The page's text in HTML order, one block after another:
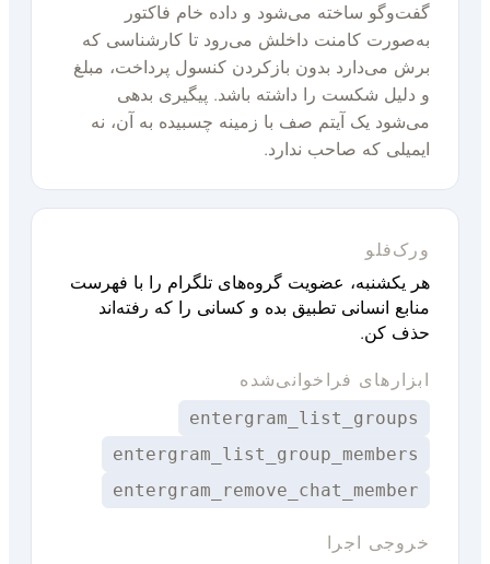
گفت‌وگو ساخته می‌شود و داده خام فاکتور
به‌صورت کامنت داخلش می‌رود تا کارشناسی که
برش می‌دارد بدون بازکردن کنسول پرداخت، مبلغ
و دلیل شکست را داشته باشد. پیگیری بدهی
می‌شود یک آیتم صف با زمینه چسبیده به آن، نه
ایمیلی که صاحب ندارد.
ورک‌فلو
هر یکشنبه، عضویت گروه‌های تلگرام را با فهرست
منابع انسانی تطبیق بده و کسانی را که رفته‌اند
حذف کن.
ابزارهای فراخوانی‌شده
entergram_list_groups
entergram_list_group_members
entergram_remove_chat_member
خروجی اجرا